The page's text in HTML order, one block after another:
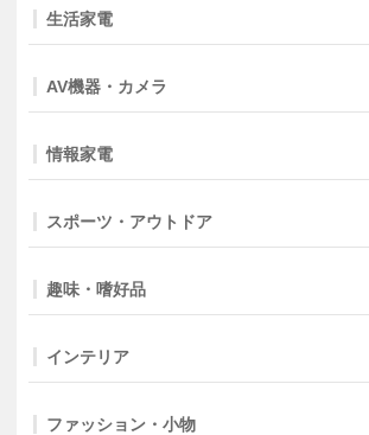
生活家電
AV機器・カメラ
情報家電
スポーツ・アウトドア
趣味・嗜好品
インテリア
ファッション・小物